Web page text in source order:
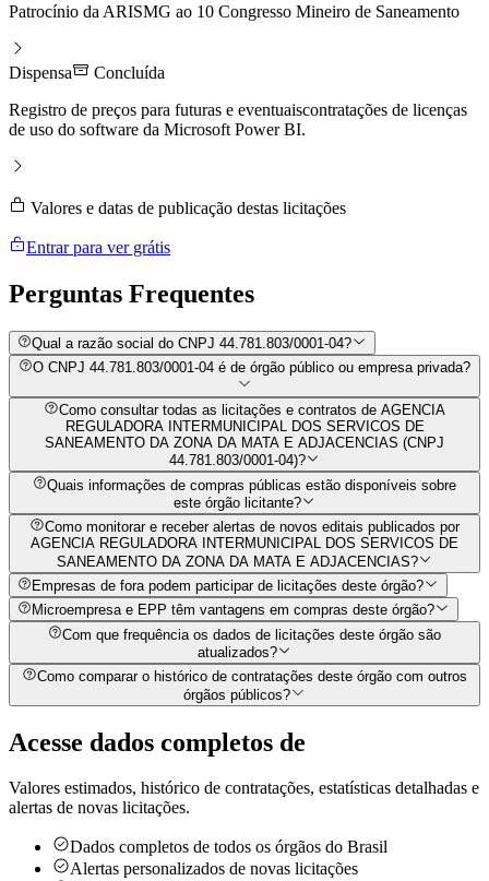
Patrocínio da ARISMG ao 10 Congresso Mineiro de Saneamento
Dispensa
Concluída
Registro de preços para futuras e eventuaiscontratações de licenças
de uso do software da Microsoft Power BI.
Valores e datas de publicação destas licitações
Entrar para ver grátis
Perguntas Frequentes
Qual a razão social do CNPJ 44.781.803/0001-04?
O CNPJ 44.781.803/0001-04 é de órgão público ou empresa privada?
Como consultar todas as licitações e contratos de AGENCIA
REGULADORA INTERMUNICIPAL DOS SERVICOS DE
SANEAMENTO DA ZONA DA MATA E ADJACENCIAS (CNPJ
44.781.803/0001-04)?
Quais informações de compras públicas estão disponíveis sobre
este órgão licitante?
Como monitorar e receber alertas de novos editais publicados por
AGENCIA REGULADORA INTERMUNICIPAL DOS SERVICOS DE
SANEAMENTO DA ZONA DA MATA E ADJACENCIAS?
Empresas de fora podem participar de licitações deste órgão?
Microempresa e EPP têm vantagens em compras deste órgão?
Com que frequência os dados de licitações deste órgão são
atualizados?
Como comparar o histórico de contratações deste órgão com outros
órgãos públicos?
Acesse dados completos de
Valores estimados, histórico de contratações, estatísticas detalhadas e
alertas de novas licitações.
Dados completos de todos os órgãos do Brasil
Alertas personalizados de novas licitações